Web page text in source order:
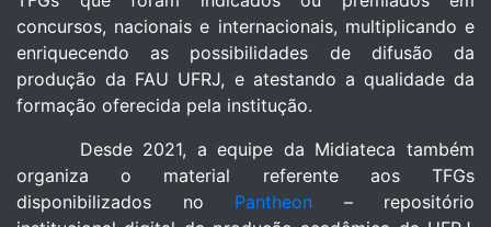
concursos, nacionais e internacionais, multiplicando e
enriquecendo as possibilidades de difusão da
produção da FAU UFRJ, e atestando a qualidade da
formação oferecida pela institução.
Desde 2021, a equipe da Midiateca também
organiza o material referente aos TFGs
disponibilizados no Pantheon – repositório